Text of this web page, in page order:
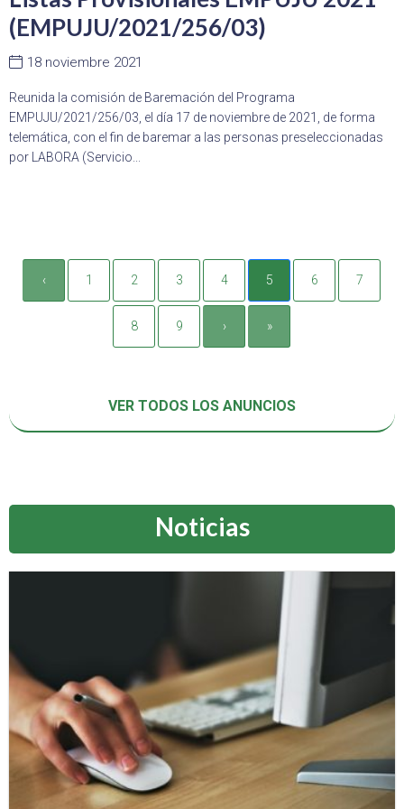
(EMPUJU/2021/256/03)
18 noviembre 2021
Reunida la comisión de Baremación del Programa
EMPUJU/2021/256/03, el día 17 de noviembre de 2021, de forma
telemática, con el fin de baremar a las personas preseleccionadas
por LABORA (Servicio...
‹ 1 2 3 4 5 6 7
8 9 › »
VER TODOS LOS ANUNCIOS
Noticias